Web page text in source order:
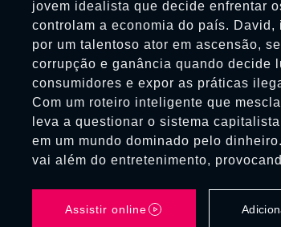
jovem idealista que decide enfrentar
controlam a economia do país. David,
por um talentoso ator em ascensão,
corrupção e ganância quando decide
consumidores e expor as práticas
Com um roteiro inteligente que
leva a questionar o sistema
em um mundo dominado pelo
vai além do entretenimento,
Assistir online